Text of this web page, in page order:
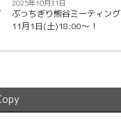
2025年10月31日
ぶっちぎり熊谷ミーティング
11月1日(土)18:00〜！